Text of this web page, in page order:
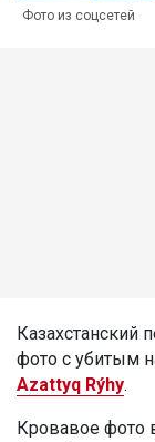
Фото из соцсетей
Казахстанский
фото с убитым
Azattyq Rýhy.
Кровавое фото